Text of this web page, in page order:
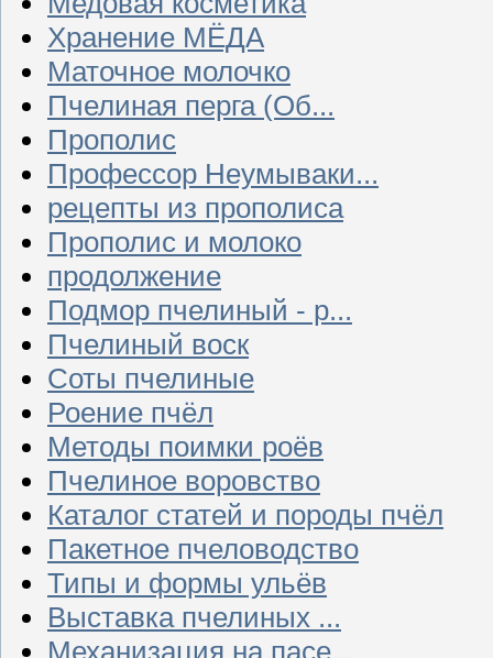
Хранение МЁДА
Маточное молочко
Пчелиная перга (Об...
Прополис
Профессор Неумываки...
рецепты из прополиса
Прополис и молоко
продолжение
Подмор пчелиный - р...
Пчелиный воск
Соты пчелиные
Роение пчёл
Методы поимки роёв
Пчелиное воровство
Каталог статей и породы пчёл
Пакетное пчеловодство
Типы и формы ульёв
Выставка пчелиных ...
Механизация на пасе...